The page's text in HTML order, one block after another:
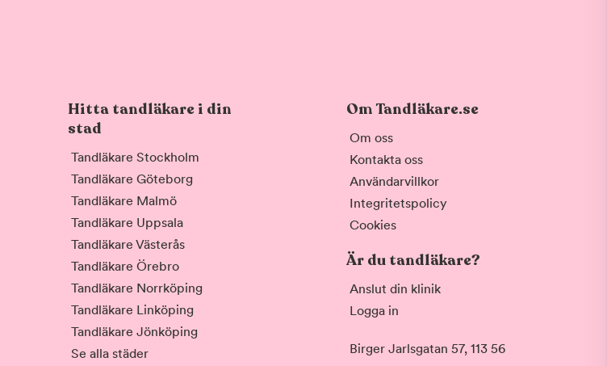
Hitta tandläkare i din
stad
Tandläkare Stockholm
Tandläkare Göteborg
Tandläkare Malmö
Tandläkare Uppsala
Tandläkare Västerås
Tandläkare Örebro
Tandläkare Norrköping
Tandläkare Linköping
Tandläkare Jönköping
Se alla städer
Om Tandläkare.se
Om oss
Kontakta oss
Användarvillkor
Integritetspolicy
Cookies
Är du tandläkare?
Anslut din klinik
Logga in
Birger Jarlsgatan 57, 113 56